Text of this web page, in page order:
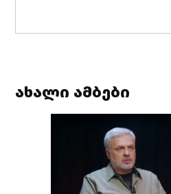
ახალი ამბები